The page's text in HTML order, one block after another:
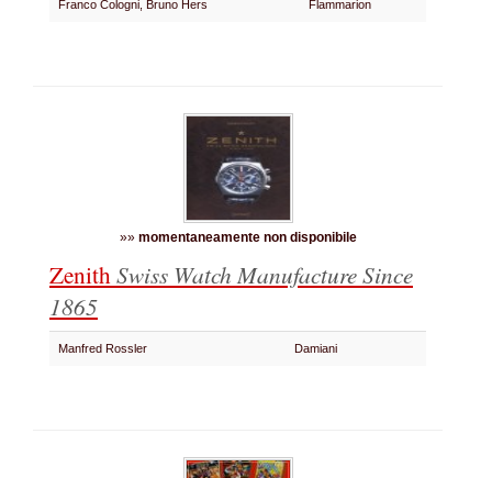
Franco Cologni, Bruno Hers Flammarion
»» momentaneamente non disponibile
ZenithSwiss Watch ManufactureSince
1865
Manfred Rossler Damiani